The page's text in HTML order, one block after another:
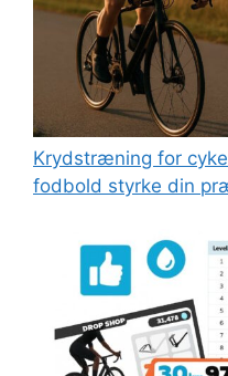
Kryds­træning for
fodbold styrke din